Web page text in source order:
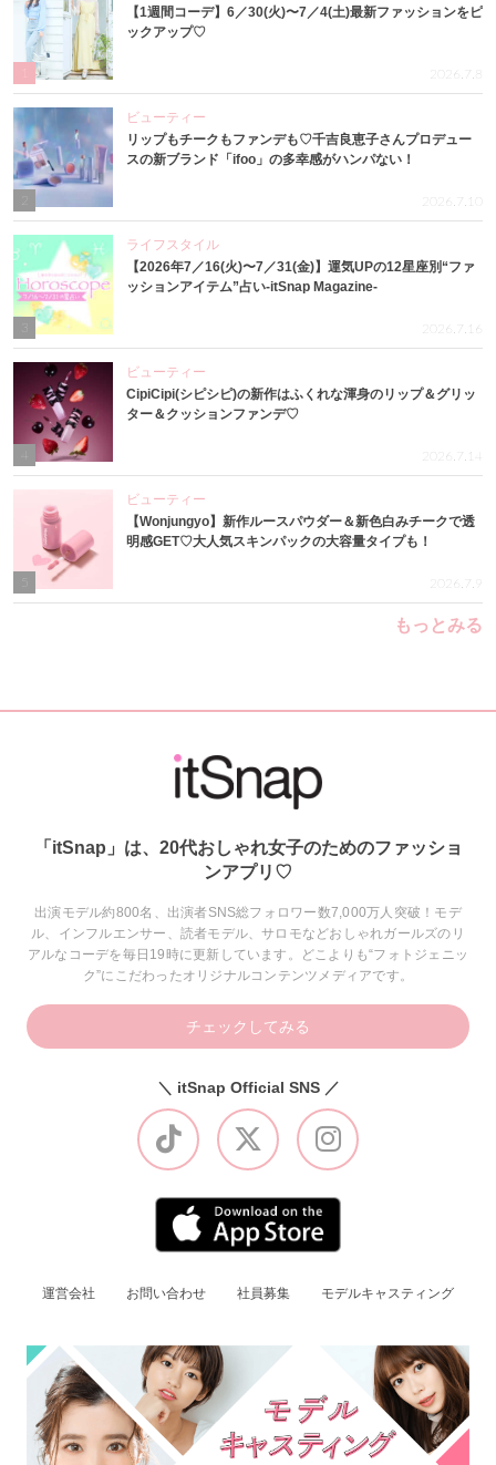
【1週間コーデ】6／30(火)〜7／4(土)最新ファッションをピ
ックアップ♡
2026.7.8
ビューティー
リップもチークもファンデも♡千吉良恵子さんプロデュー
スの新ブランド「ifoo」の多幸感がハンパない！
2026.7.10
3
ライフスタイル
【2026年7／16(火)〜7／31(金)】運気UPの12星座別“ファ
ッションアイテム”占い-itSnap Magazine-
2026.7.16
ビューティー
CipiCipi(シピシピ)の新作はふくれな渾身のリップ＆グリッ
ター＆クッションファンデ♡
2026.7.14
ビューティー
【Wonjungyo】新作ルースパウダー＆新色白みチークで透
明感GET♡大人気スキンパックの大容量タイプも！
2026.7.9
もっとみる
「itSnap」は、20代おしゃれ女子のためのファッショ
ンアプリ♡
出演モデル約800名、出演者SNS総フォロワー数7,000万人突破！モデ
ル、インフルエンサー、読者モデル、サロモなどおしゃれガールズのリ
アルなコーデを毎日19時に更新しています。どこよりも“フォトジェニッ
ク”にこだわったオリジナルコンテンツメディアです。
チェックしてみる
＼ itSnap Official SNS ／
運営会社 お問い合わせ 社員募集 モデルキャスティング